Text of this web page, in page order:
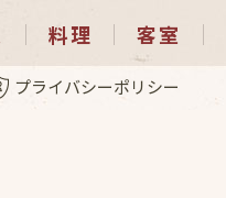
料理 客室
プライバシーポリシー